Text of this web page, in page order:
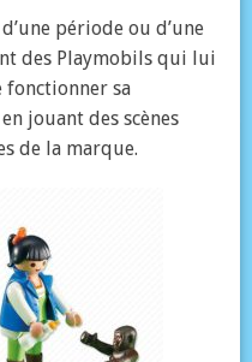
période ou d’une
des Playmobils qui lui
sa
jouant des scènes
de la marque.